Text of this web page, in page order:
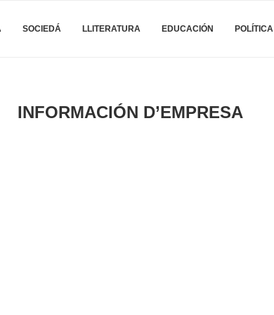
SOCIEDÁ LLITERATURA EDUCACIÓN POLÍTICA
INFORMACIÓN D’EMPRESA